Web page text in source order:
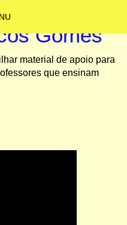
Gomes
material de apoio para
que ensinam